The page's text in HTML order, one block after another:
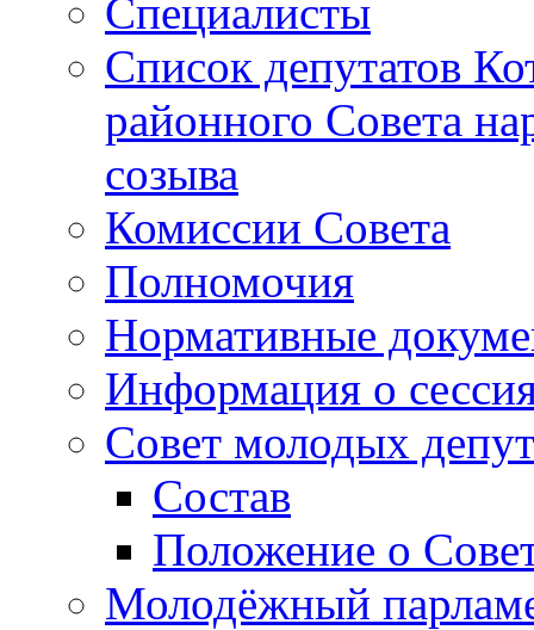
Специалисты
Список депутатов
районного Совета
созыва
Комиссии Совета
Полномочия
Нормативные
Информация о
Совет молодых
Состав
Положение о
Молодёжный